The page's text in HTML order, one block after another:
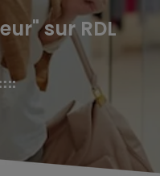
sur RDL